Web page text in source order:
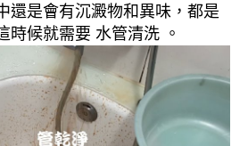
還是會有沉澱物和異味，都是
時候就需要 水管清洗 。